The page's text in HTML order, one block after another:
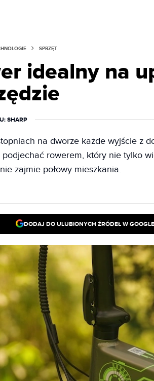
SPRZĘT
idealny na
: SHARP
na dworze każde wyjście z
rowerem, który nie tylko
zajmie połowy mieszkania.
DODAJ DO ULUBIONYCH ŹRÓDEŁ W GOOGLE